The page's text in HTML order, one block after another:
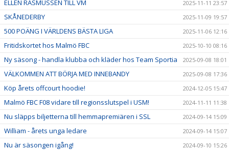
ELLEN RASMUSSEN TILL VM 2025-11-11 23:57
SKÅNEDERBY 2025-11-09 19:57
500 POÄNG I VÄRLDENS BÄSTA LIGA 2025-11-06 12:16
Fritidskortet hos Malmö FBC 2025-10-10 08:16
Ny säsong - handla klubba och kläder hos Team Sportia 2025-09-08 18:01
VÄLKOMMEN ATT BÖRJA MED INNEBANDY 2025-09-08 17:36
Köp årets offcourt hoodie! 2024-12-05 15:47
Malmö FBC F08 vidare till regionsslutspel i USM! 2024-11-11 11:38
Nu släpps biljetterna till hemmapremiären i SSL 2024-09-14 15:09
William - årets unga ledare 2024-09-14 15:07
Nu är säsongen igång! 2024-09-10 15:26